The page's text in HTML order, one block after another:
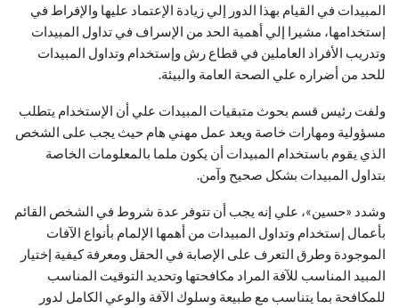
المبيدات في القيام بهذا الدور إلي زيادة الإعتماد عليها والإفراط في
إستخدامها، مشيرا إلي أهمية الحد من الإسراف في تداول المبيدات
وتدريب الأفراد العاملين في قطاع رش وإستخدام وتداول المبيدات
للحد من أضراره علي الصحة العامة والبيئة.
ولفت رئيس قسم بحوث متبقيات المبيدات علي أن الإستخدام يتطلب
مسؤولية ومهارات خاصة ويعد عمل مهني هام حيث يجب على الشخص
الذي يقوم باستخدام المبيدات أن يكون ملما بالمعلومات الخاصة
بتداول المبيدات بشكل صحيح وآمن.
وشدد «حسين»، علي إنه يجب أن تتوفر عدة شروط في الشخص القائم
بأعمال إستخدام وتداول المبيدات من أهمها الإلمام بأنواع الآفات
الموجودة وطرق التعرف على الإصابة في الحقل ومعرفة كيفية إختيار
المبيد المناسب للآفة المراد مكافحتها وتحديد التوقيت المناسب
للمكافحة بما يتناسب مع طبيعة وسلوك الآفة والوعي الكامل لدور